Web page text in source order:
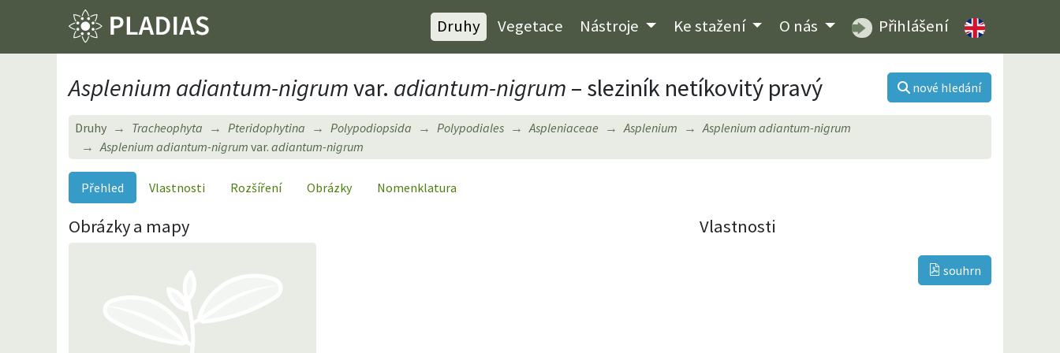
Druhy Vegetace Nástroje Ke stažení O nás Přihlášení
Asplenium adiantum-nigrumvar. adiantum-nigrum – sleziník netíkovitý pravý nové hledání
Druhy Tracheophyta Pteridophytina Polypodiopsida Polypodiales Aspleniaceae Asplenium
Asplenium adiantum-nigrum
Asplenium adiantum-nigrum var. adiantum-nigrum
Přehled Vlastnosti Rozšíření Obrázky Nomenklatura
Obrázky a mapy Vlastnosti
souhrn